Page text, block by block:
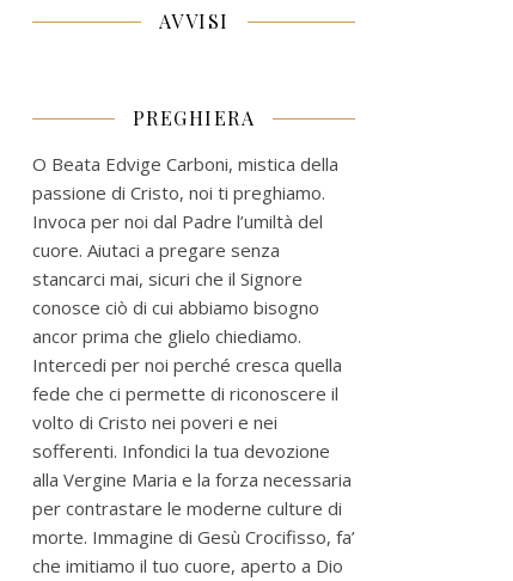
AVVISI
PREGHIERA
O Beata Edvige Carboni, mistica della
passione di Cristo, noi ti preghiamo.
Invoca per noi dal Padre l’umiltà del
cuore. Aiutaci a pregare senza
stancarci mai, sicuri che il Signore
conosce ciò di cui abbiamo bisogno
ancor prima che glielo chiediamo.
Intercedi per noi perché cresca quella
fede che ci permette di riconoscere il
volto di Cristo nei poveri e nei
sofferenti. Infondici la tua devozione
alla Vergine Maria e la forza necessaria
per contrastare le moderne culture di
morte. Immagine di Gesù Crocifisso, fa’
che imitiamo il tuo cuore, aperto a Dio